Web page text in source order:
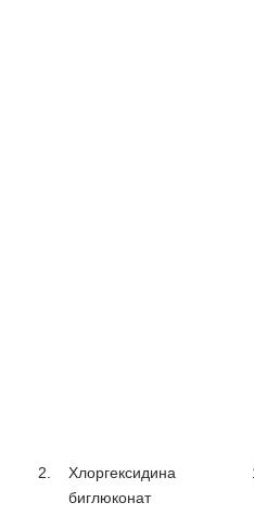
2.
Хлоргексидина
биглюконат